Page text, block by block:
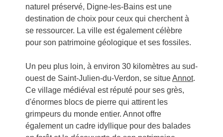
naturel préservé, Digne-les-Bains est une
destination de choix pour ceux qui cherchent à
se ressourcer. La ville est également célèbre
pour son patrimoine géologique et ses fossiles.
Un peu plus loin, à environ 30 kilomètres au sud-
ouest de Saint-Julien-du-Verdon, se situeAnnot.
Ce village médiéval est réputé pour ses grès,
d'énormes blocs de pierre qui attirent les
grimpeurs du monde entier. Annot offre
également un cadre idyllique pour des balades